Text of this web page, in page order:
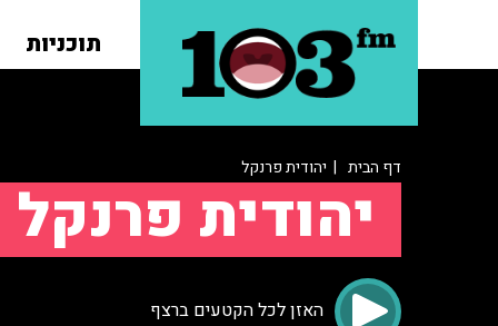
תוכניות
דף הבית | יהודית פרנקל
יהודית פרנקל
האזן לכל הקטעים ברצף